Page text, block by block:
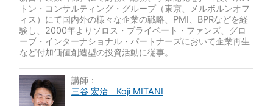
トン・コンサルティング・グループ（東京、メルボルンオフ
ィス）にて国内外の様々な企業の戦略、PMI、BPRなどを経
験し、2000年よりソロス・プライベート・ファンズ、グロ
ーブ・インターナショナル・パートナーズにおいて企業再生
など付加価値創造型の投資活動に従事。
講師：
三谷 宏治 Koji MITANI